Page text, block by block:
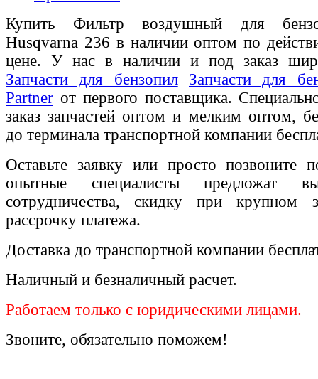
Купить Фильтр воздушный для
Husqvarna 236 в наличии оптом по
цене. У нас в наличии и под заказ
Запчасти для бензопил
Запчасти для
Partner от первого поставщика.
заказ запчастей оптом и мелким оптом,
до терминала транспортной компании
Оставьте заявку или просто позвоните
опытные специалисты предложат
сотрудничества, скидку при крупном
рассрочку платежа.
Доставка до транспортной компании
Наличный и безналичный расчет.
Работаем только с юридическими лицами.
Звоните, обязательно поможем!